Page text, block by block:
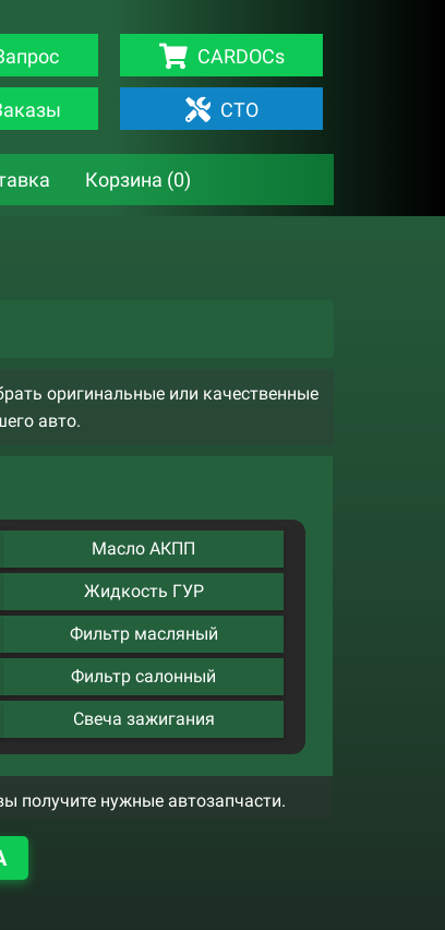
CARDOCs
СТО
Корзина (0)
оригинальные или качественные
авто.
Масло АКПП
Жидкость ГУР
Фильтр масляный
Фильтр салонный
Свеча зажигания
получите нужные автозапчасти.